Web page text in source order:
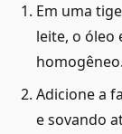
Em uma
leite, o óleo
homogêneo.
Adicione a
e sovando